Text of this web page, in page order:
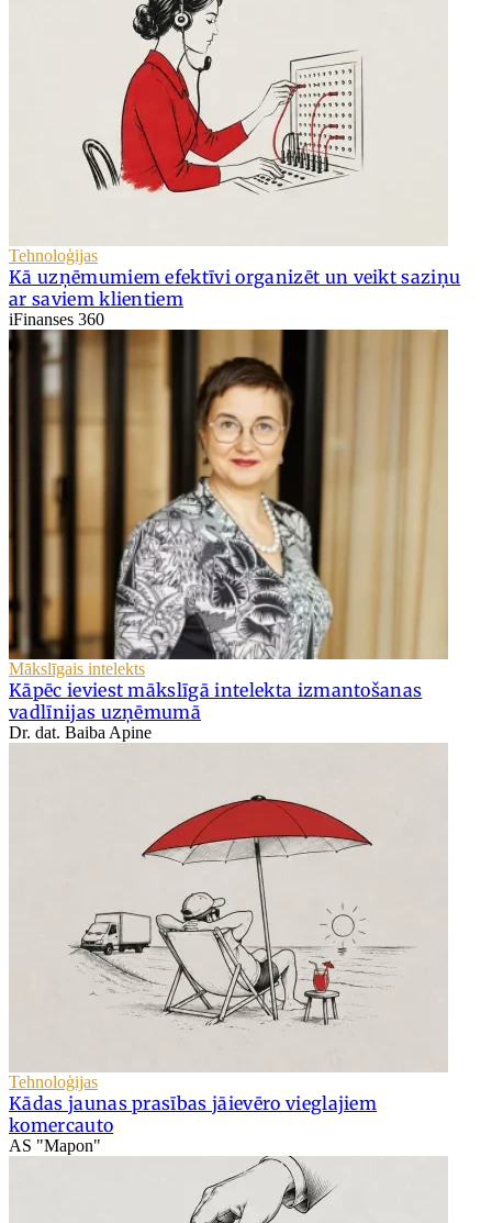
Tehnoloģijas
Kā uzņēmumiem efektīvi organizēt un veikt saziņu
ar saviem klientiem
iFinanses 360
Mākslīgais intelekts
Kāpēc ieviest mākslīgā intelekta izmantošanas
vadlīnijas uzņēmumā
Dr. dat. Baiba Apine
Tehnoloģijas
Kādas jaunas prasības jāievēro vieglajiem
komercauto
AS "Mapon"